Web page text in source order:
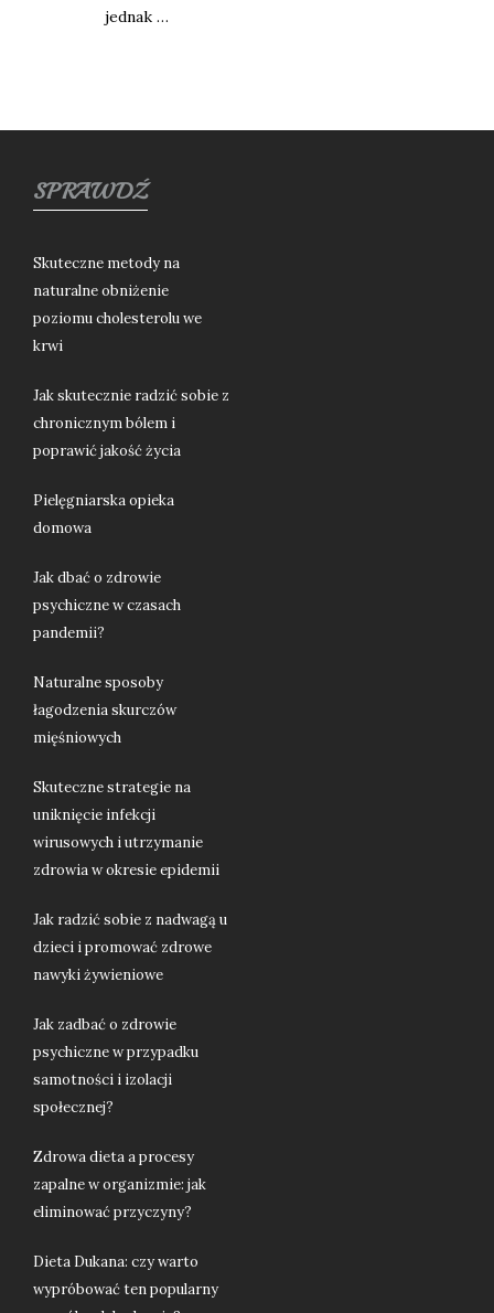
jednak …
SPRAWDŹ
Skuteczne metody na
naturalne obniżenie
poziomu cholesterolu we
krwi
Jak skutecznie radzić sobie z
chronicznym bólem i
poprawić jakość życia
Pielęgniarska opieka
domowa
Jak dbać o zdrowie
psychiczne w czasach
pandemii?
Naturalne sposoby
łagodzenia skurczów
mięśniowych
Skuteczne strategie na
uniknięcie infekcji
wirusowych i utrzymanie
zdrowia w okresie epidemii
Jak radzić sobie z nadwagą u
dzieci i promować zdrowe
nawyki żywieniowe
Jak zadbać o zdrowie
psychiczne w przypadku
samotności i izolacji
społecznej?
Zdrowa dieta a procesy
zapalne w organizmie: jak
eliminować przyczyny?
Dieta Dukana: czy warto
wypróbować ten popularny